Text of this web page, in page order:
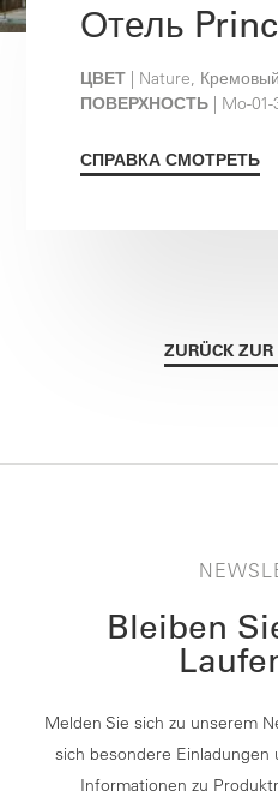
Отель
ЦВЕТ | Nature, Кремовый
ПОВЕРХНОСТЬ | Mo-01-
СПРАВКА СМОТРЕТЬ
ZURÜCK ZUR
Bleiben
Melden Sie sich zu unserem
sich besondere
Informationen zu